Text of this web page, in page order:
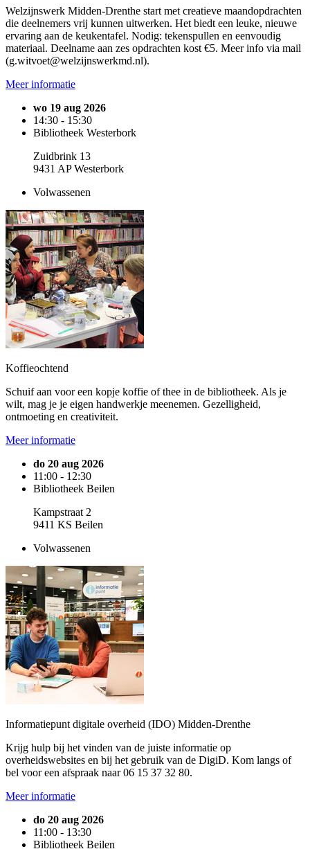
Welzijnswerk Midden-Drenthe start met creatieve maandopdrachten
die deelnemers vrij kunnen uitwerken. Het biedt een leuke, nieuwe
ervaring aan de keukentafel. Nodig: tekenspullen en eenvoudig
materiaal. Deelname aan zes opdrachten kost €5. Meer info via mail
(g.witvoet@welzijnswerkmd.nl).
Meer informatie
wo 19 aug 2026
14:30 - 15:30
Bibliotheek Westerbork
Zuidbrink 13
9431 AP Westerbork
Volwassenen
Koffieochtend
Schuif aan voor een kopje koffie of thee in de bibliotheek. Als je
wilt, mag je je eigen handwerkje meenemen. Gezelligheid,
ontmoeting en creativiteit.
Meer informatie
do 20 aug 2026
11:00 - 12:30
Bibliotheek Beilen
Kampstraat 2
9411 KS Beilen
Volwassenen
Informatiepunt digitale overheid (IDO) Midden-Drenthe
Krijg hulp bij het vinden van de juiste informatie op
overheidswebsites en bij het gebruik van de DigiD. Kom langs of
bel voor een afspraak naar 06 15 37 32 80.
Meer informatie
do 20 aug 2026
11:00 - 13:30
Bibliotheek Beilen